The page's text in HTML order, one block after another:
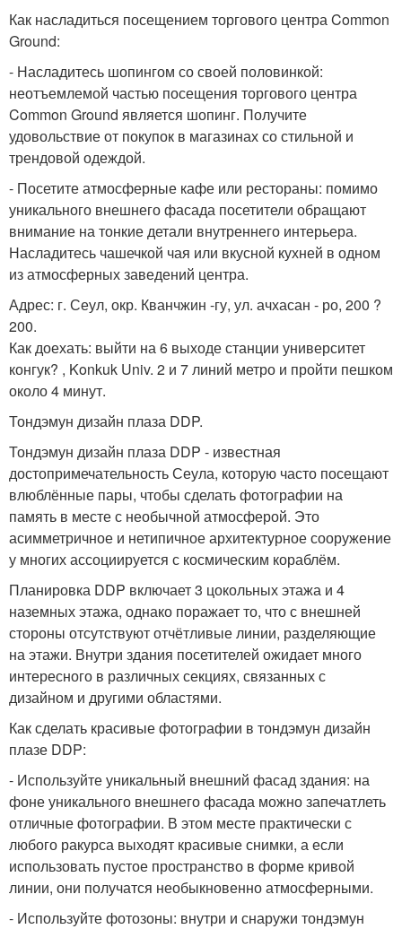
Как насладиться посещением торгового центра Common
Ground:
- Насладитесь шопингом со своей половинкой:
неотъемлемой частью посещения торгового центра
Common Ground является шопинг. Получите
удовольствие от покупок в магазинах со стильной и
трендовой одеждой.
- Посетите атмосферные кафе или рестораны: помимо
уникального внешнего фасада посетители обращают
внимание на тонкие детали внутреннего интерьера.
Насладитесь чашечкой чая или вкусной кухней в одном
из атмосферных заведений центра.
Адрес: г. Сеул, окр. Кванчжин -гу, ул. ачхасан - ро, 200 ?
200.
Как доехать: выйти на 6 выходе станции университет
конгук? , Konkuk Univ. 2 и 7 линий метро и пройти пешком
около 4 минут.
Тондэмун дизайн плаза DDP.
Тондэмун дизайн плаза DDP - известная
достопримечательность Сеула, которую часто посещают
влюблённые пары, чтобы сделать фотографии на
память в месте с необычной атмосферой. Это
асимметричное и нетипичное архитектурное сооружение
у многих ассоциируется с космическим кораблём.
Планировка DDP включает 3 цокольных этажа и 4
наземных этажа, однако поражает то, что с внешней
стороны отсутствуют отчётливые линии, разделяющие
на этажи. Внутри здания посетителей ожидает много
интересного в различных секциях, связанных с
дизайном и другими областями.
Как сделать красивые фотографии в тондэмун дизайн
плазе DDP:
- Используйте уникальный внешний фасад здания: на
фоне уникального внешнего фасада можно запечатлеть
отличные фотографии. В этом месте практически с
любого ракурса выходят красивые снимки, а если
использовать пустое пространство в форме кривой
линии, они получатся необыкновенно атмосферными.
- Используйте фотозоны: внутри и снаружи тондэмун